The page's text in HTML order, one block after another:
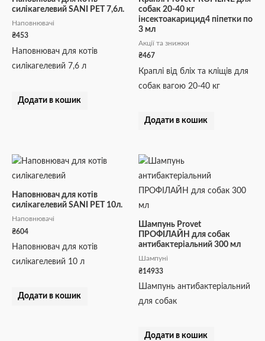
силікагелевий SANI PET 7,6л.
Наповнювачі
₴453
Наповнювач для котів
силікагелевий 7,6 л
Додати в кошик
собак 20-40 кг
інсектоакарицид4 піпетки по
3 мл
Акції та знижки
₴467
Краплі від бліх та кліщів для
собак вагою 20-40 кг
Додати в кошик
Наповнювач для котів
силікагелевий SANI PET 10л.
Наповнювачі
₴604
Наповнювач для котів
силікагелевий 10 л
Додати в кошик
Шампунь Provet
ПРОФІЛАЙН для собак
антибактеріальний 300 мл
Шампуні
₴14933
Шампунь антибактеріальний
для собак
Додати в кошик